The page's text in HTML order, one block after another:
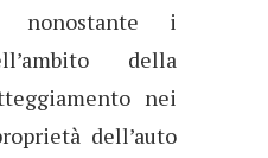
nonostante i
della
nei
dell’auto